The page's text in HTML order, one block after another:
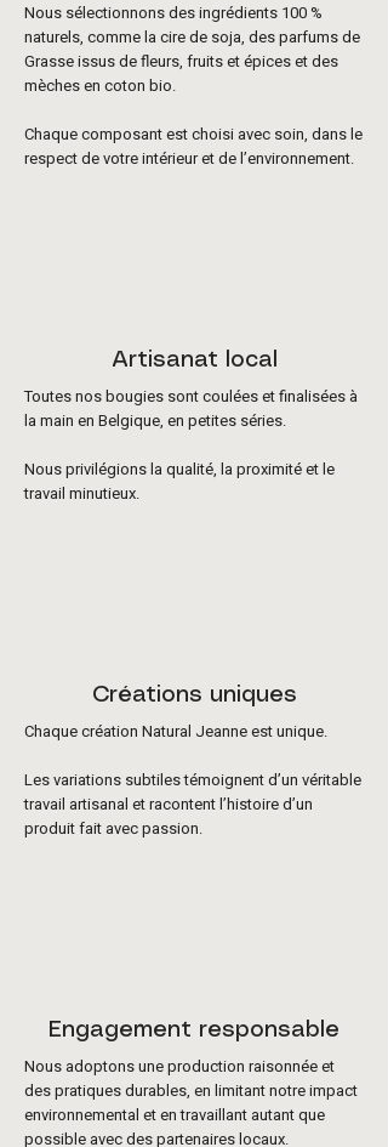
Nous sélectionnons des ingrédients 100 %
naturels, comme la cire de soja, des parfums de
Grasse issus de fleurs, fruits et épices et des
mèches en coton bio.
Chaque composant est choisi avec soin, dans le
respect de votre intérieur et de l’environnement.
Artisanat local
Toutes nos bougies sont coulées et finalisées à
la main en Belgique, en petites séries.
Nous privilégions la qualité, la proximité et le
travail minutieux.
Créations uniques
Chaque création Natural Jeanne est unique.
Les variations subtiles témoignent d’un véritable
travail artisanal et racontent l’histoire d’un
produit fait avec passion.
Engagement responsable
Nous adoptons une production raisonnée et
des pratiques durables, en limitant notre impact
environnemental et en travaillant autant que
possible avec des partenaires locaux.